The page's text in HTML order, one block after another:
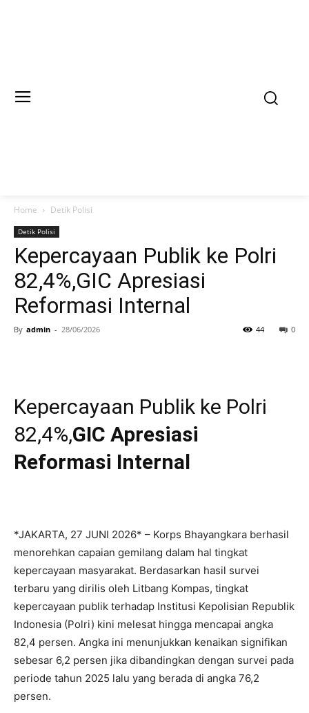
Home Detik Polisi
Detik Polisi
Kepercayaan Publik ke Polri
82,4%,GIC Apresiasi
Reformasi Internal
By admin - 28/06/2026 0
44
Kepercayaan Publik ke Polri
82,4%,GIC Apresiasi
Reformasi Internal
*JAKARTA, 27 JUNI 2026* – Korps Bhayangkara berhasil
menorehkan capaian gemilang dalam hal tingkat
kepercayaan masyarakat. Berdasarkan hasil survei
terbaru yang dirilis oleh Litbang Kompas, tingkat
kepercayaan publik terhadap Institusi Kepolisian Republik
Indonesia (Polri) kini melesat hingga mencapai angka
82,4 persen. Angka ini menunjukkan kenaikan signifikan
sebesar 6,2 persen jika dibandingkan dengan survei pada
periode tahun 2025 lalu yang berada di angka 76,2
persen.